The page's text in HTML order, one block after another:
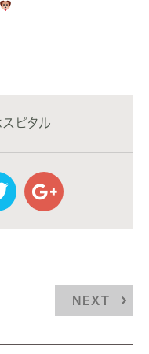
ピタル
NEXT